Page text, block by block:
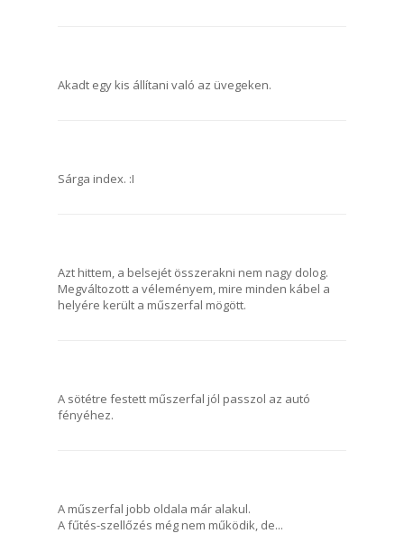
Akadt egy kis állítani való az üvegeken.
Sárga index. :I
Azt hittem, a belsejét összerakni nem nagy dolog.
Megváltozott a véleményem, mire minden kábel a
helyére került a műszerfal mögött.
A sötétre festett műszerfal jól passzol az autó
fényéhez.
A műszerfal jobb oldala már alakul.
A fűtés-szellőzés még nem működik, de...